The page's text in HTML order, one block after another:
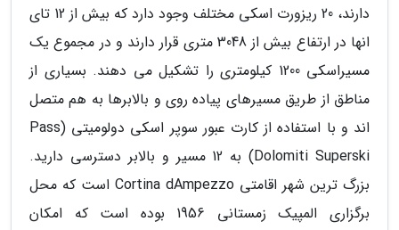
دارند، 20 ریزورت اسکی مختلف وجود دارد که بیش از 12 تای
انها در ارتفاع بیش از 3048 متری قرار دارند و در مجموع یک
مسیراسکی 1200 کیلومتری را تشکیل می دهند. بسیاری از
مناطق از طریق مسیرهای پیاده روی و بالابرها به هم متصل
اند و با استفاده از کارت عبور سوپر اسکی دولومیتی (Pass
(Dolomiti Superski به 12 مسیر و بالابر دسترسی دارید.
بزرگ ترین شهر اقامتی Cortina dAmpezzo است که محل
برگزاری المپیک زمستانی 1956 بوده است که امکان